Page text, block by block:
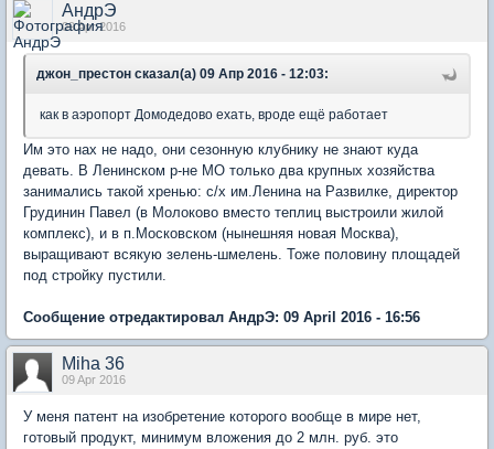
АндрЭ
09 Apr 2016
джон_престон сказал(а) 09 Апр 2016 - 12:03:
как в аэропорт Домодедово ехать, вроде ещё работает
Им это нах не надо, они сезонную клубнику не знают куда
девать. В Ленинском р-не МО только два крупных хозяйства
занимались такой хренью: с/х им.Ленина на Развилке, директор
Грудинин Павел (в Молоково вместо теплиц выстроили жилой
комплекс), и в п.Московском (нынешняя новая Москва),
выращивают всякую зелень-шмелень. Тоже половину площадей
под стройку пустили.
Сообщение отредактировал АндрЭ: 09 April 2016 - 16:56
Miha 36
09 Apr 2016
У меня патент на изобретение которого вообще в мире нет,
готовый продукт, минимум вложения до 2 млн. руб. это